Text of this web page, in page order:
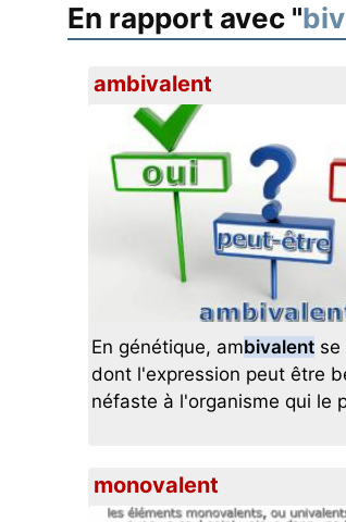
En rapport avec "
ambivalent
En génétique, ambivalentse
dont l'expression peut être
néfaste à l'organisme qui le
monovalent